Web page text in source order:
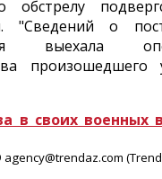
обстрелу
"Сведений о
выехала
произошедшего
в своих